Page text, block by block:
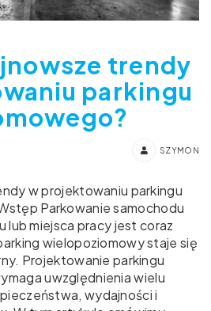
trendy
parkingu
SZYMON
w projektowaniu parkingu
Parkowanie samochodu
lub miejsca pracy jest coraz
wielopoziomowy staje się
Projektowanie parkingu
uwzględnienia wielu
wydajności i